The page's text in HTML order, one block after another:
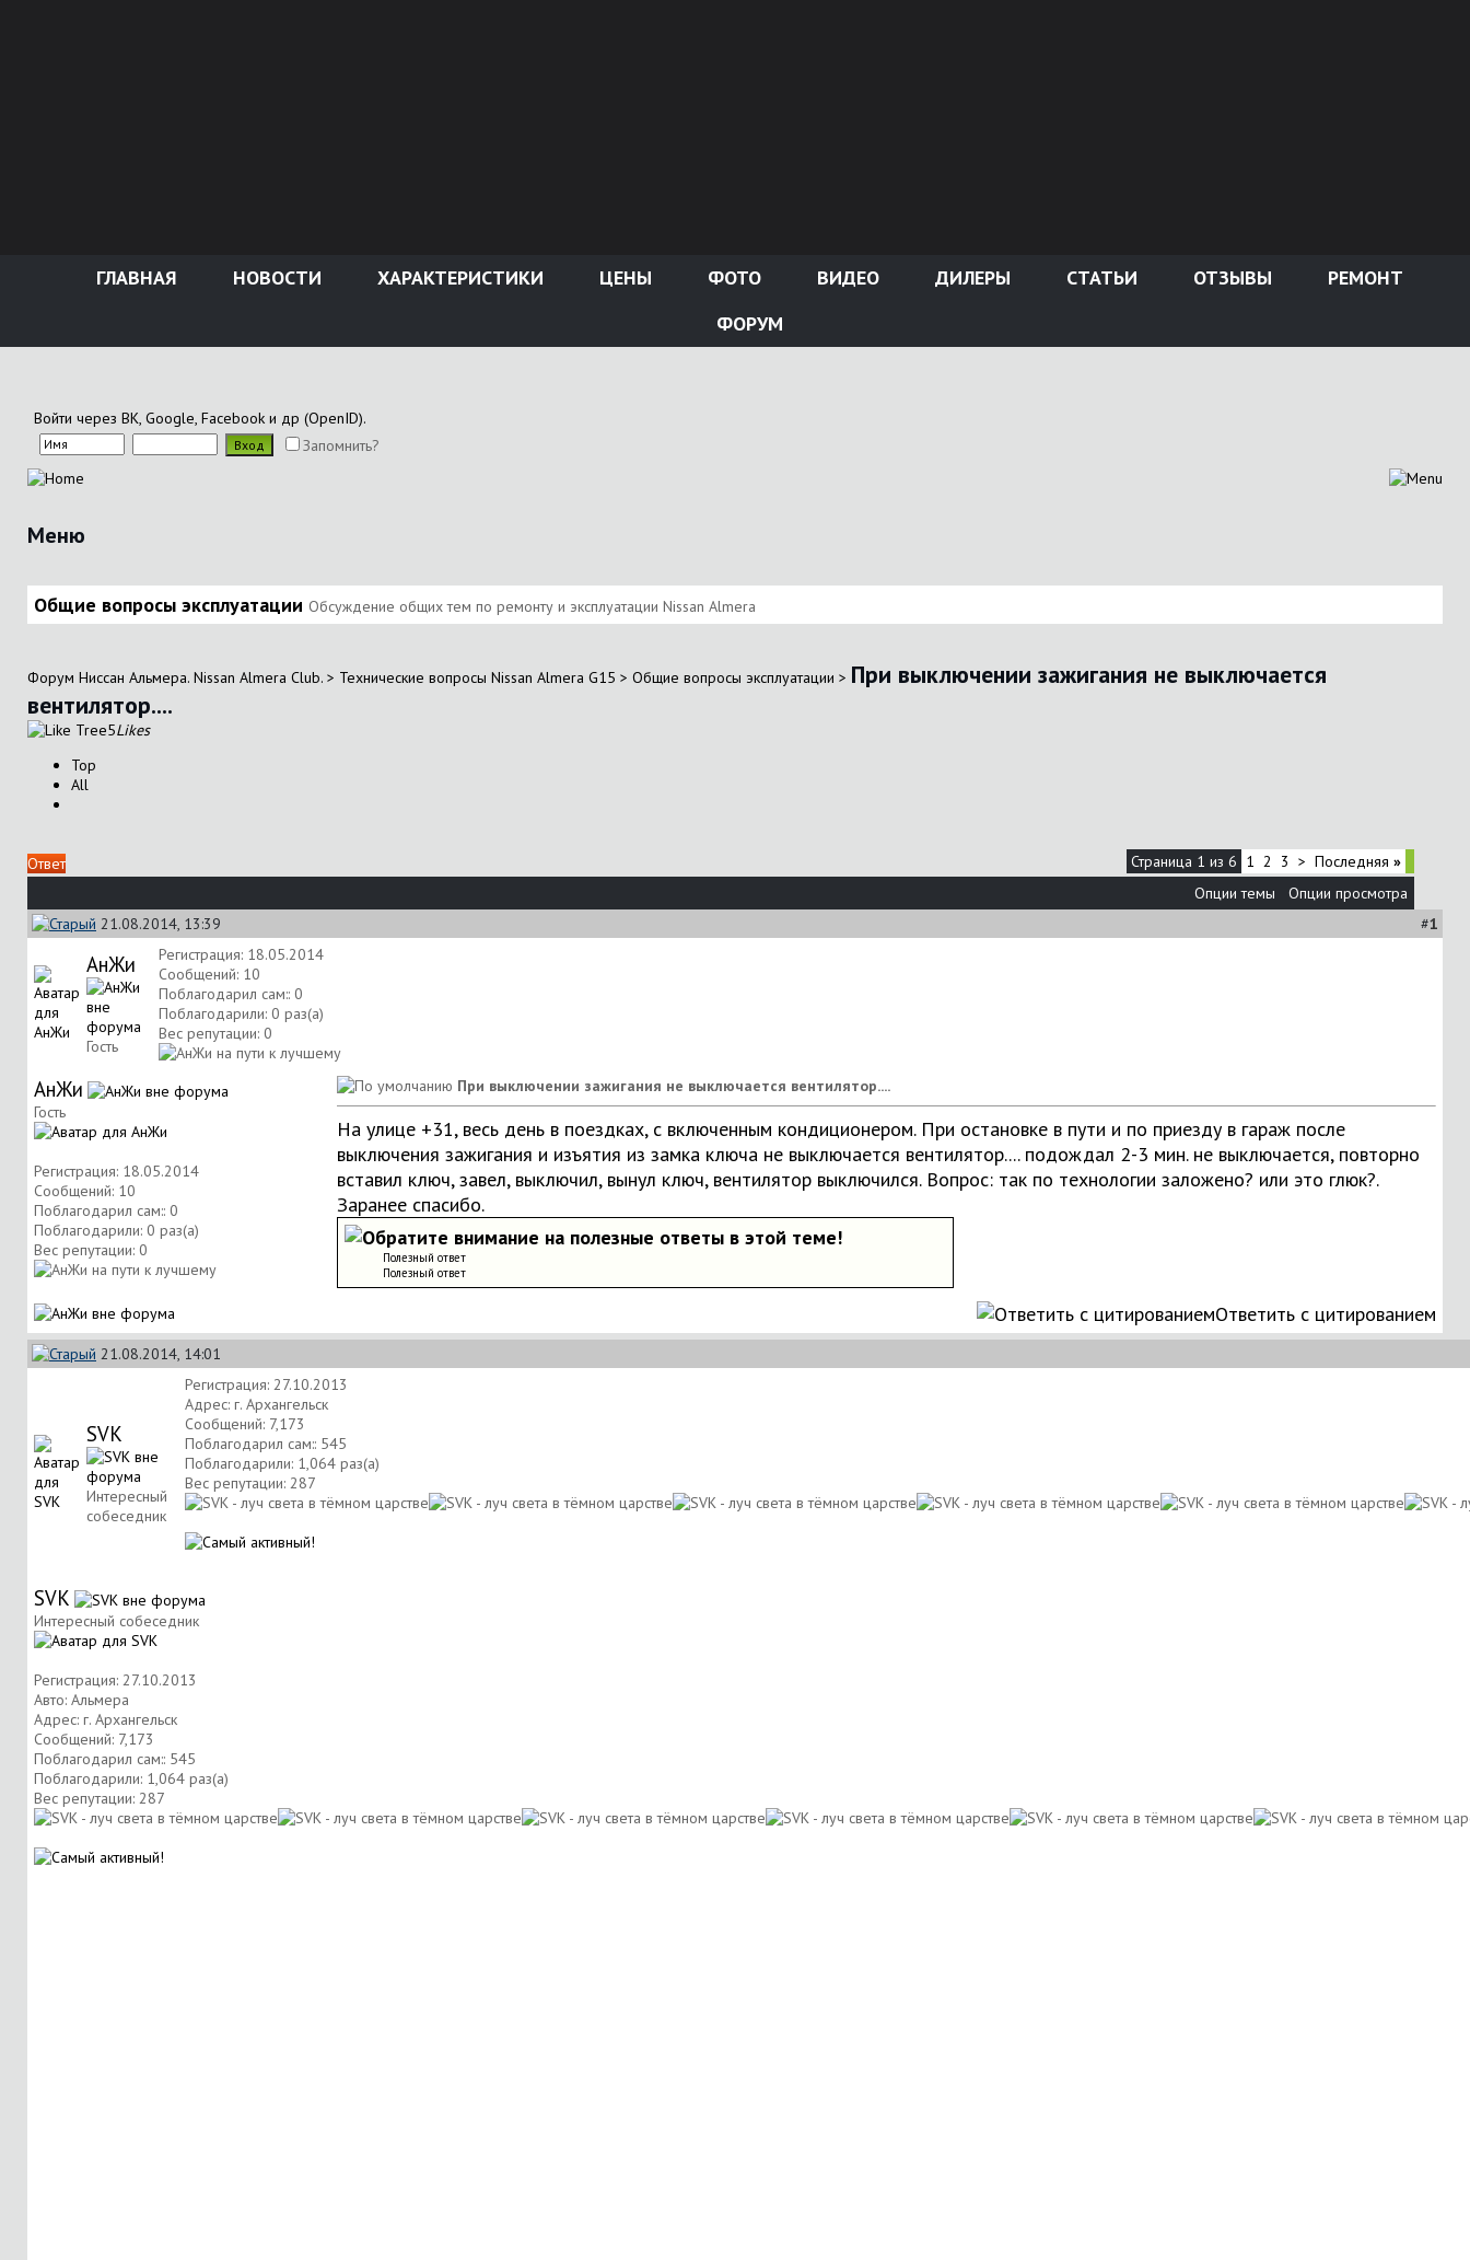
ГЛАВНАЯ НОВОСТИ ХАРАКТЕРИСТИКИ ЦЕНЫ ФОТО ВИДЕО ДИЛЕРЫ СТАТЬИ ОТЗЫВЫ
РЕМОНТ
ФОРУМ
Войти через ВК, Google, Facebook и др (OpenID).
Запомнить?
Меню
Общие вопросы эксплуатации Обсуждение общих тем по ремонту и эксплуатации Nissan Almera
Форум Ниссан Альмера. Nissan Almera Club. > Технические вопросы Nissan Almera G15 > Общие вопросы эксплуатации > При выключении зажигания не выключается
вентилятор....
5Likes
Top
All
Ответ Страница 1 из 6 1 2 3 > Последняя »
Опции темы
Опции просмотра
21.08.2014, 13:39
#1
АнЖи
Гость
Регистрация: 18.05.2014
Сообщений: 10
Поблагодарил сам:: 0
Поблагодарили: 0 раз(а)
Вес репутации: 0
АнЖи
Гость
Регистрация: 18.05.2014
Сообщений: 10
Поблагодарил сам:: 0
Поблагодарили: 0 раз(а)
Вес репутации: 0
При выключении зажигания не выключается вентилятор....
На улице +31, весь день в поездках, с включенным кондиционером. При остановке в пути и по приезду в гараж после
выключения зажигания и изъятия из замка ключа не выключается вентилятор.... подождал 2-3 мин. не выключается, повторно
вставил ключ, завел, выключил, вынул ключ, вентилятор выключился. Вопрос: так по технологии заложено? или это глюк?.
Заранее спасибо.
Обратите внимание на полезные ответы в этой теме!
Полезный ответ
Полезный ответ
Ответить с цитированием
21.08.2014, 14:01
SVK
Интересный
собеседник
Регистрация: 27.10.2013
Адрес: г. Архангельск
Сообщений: 7,173
Поблагодарил сам:: 545
Поблагодарили: 1,064 раз(а)
Вес репутации: 287
SVK
Интересный собеседник
Регистрация: 27.10.2013
Авто: Альмера
Адрес: г. Архангельск
Сообщений: 7,173
Поблагодарил сам:: 545
Поблагодарили: 1,064 раз(а)
Вес репутации: 287